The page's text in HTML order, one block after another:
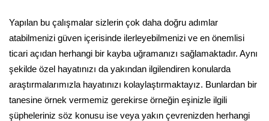
Yapılan bu çalışmalar sizlerin çok daha doğru adımlar
atabilmenizi güven içerisinde ilerleyebilmenizi ve en önemlisi
ticari açıdan herhangi bir kayba uğramanızı sağlamaktadır. Aynı
şekilde özel hayatınızı da yakından ilgilendiren konularda
araştırmalarımızla hayatınızı kolaylaştırmaktayız. Bunlardan bir
tanesine örnek vermemiz gerekirse örneğin eşinizle ilgili
şüpheleriniz söz konusu ise veya yakın çevrenizden herhangi